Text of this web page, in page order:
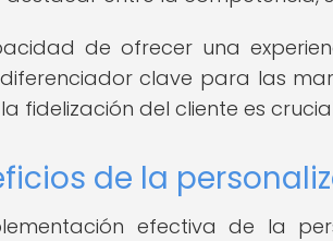
de ofrecer una
clave para las
fidelización del cliente es
de la
efectiva de la